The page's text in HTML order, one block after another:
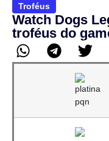
Troféus
Watch Dogs
troféus do